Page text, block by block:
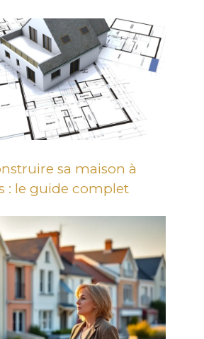
sa maison à
: le guide complet